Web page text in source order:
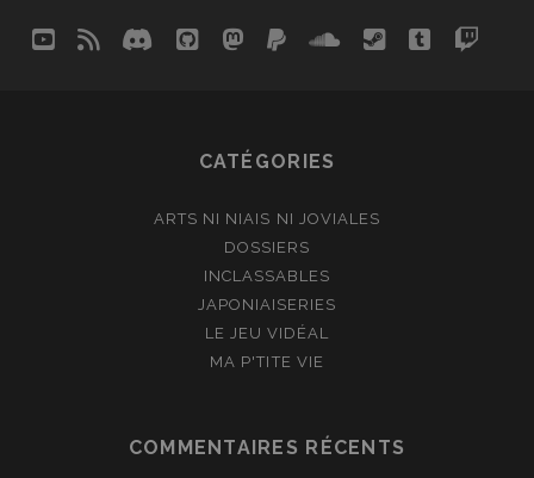
youtube
rss discord
githubmastodon
paypalsoundcloud
steamtumblr
CATÉGORIES
ARTS NI NIAIS NI JOVIALES
DOSSIERS
INCLASSABLES
JAPONIAISERIES
LE JEU VIDÉAL
MA P'TITE VIE
COMMENTAIRES RÉCENTS